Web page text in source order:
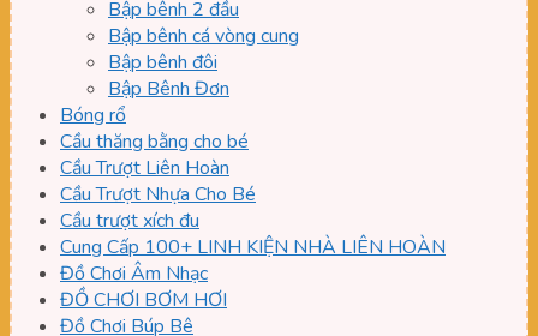
Bập bênh 2 đầu
Bập bênh cá vòng cung
Bập bênh đôi
Bập Bênh Đơn
Bóng rổ
Cầu thăng bằng cho bé
Cầu Trượt Liên Hoàn
Cầu Trượt Nhựa Cho Bé
Cầu trượt xích đu
Cung Cấp 100+ LINH KIỆN NHÀ LIÊN HOÀN
Đồ Chơi Âm Nhạc
ĐỒ CHƠI BƠM HƠI
Đồ Chơi Búp Bê